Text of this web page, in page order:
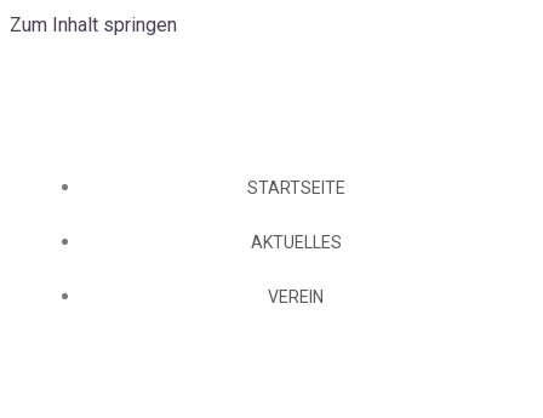
Zum Inhalt springen
STARTSEITE
AKTUELLES
VEREIN